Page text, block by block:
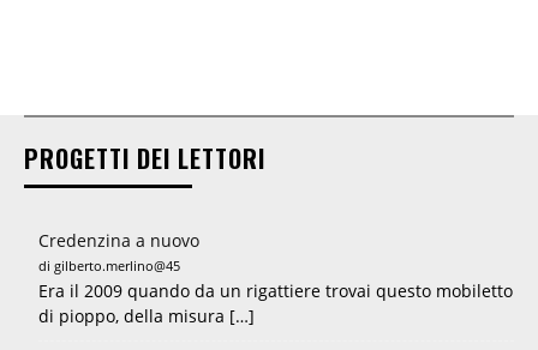
PROGETTI DEI LETTORI
Credenzina a nuovo
di gilberto.merlino@45
Era il 2009 quando da un rigattiere trovai questo mobiletto
di pioppo, della misura […]